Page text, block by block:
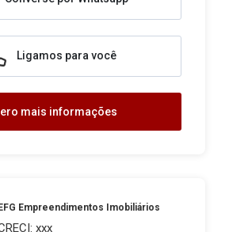
Ligamos para você
mais informações
EFG Empreendimentos Imobiliários
xxx